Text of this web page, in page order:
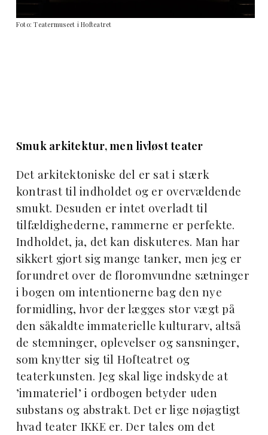
Foto: Teatermuseet i Hofteatret
Smuk arkitektur, men livløst teater
Det arkitektoniske del er sat i stærk
kontrast til indholdet og er overvældende
smukt. Desuden er intet overladt til
tilfældighederne, rammerne er perfekte.
Indholdet, ja, det kan diskuteres. Man har
sikkert gjort sig mange tanker, men jeg er
forundret over de floromvundne sætninger
i bogen om intentionerne bag den nye
formidling, hvor der lægges stor vægt på
den såkaldte immaterielle kulturarv, altså
de stemninger, oplevelser og sansninger,
som knytter sig til Hofteatret og
teaterkunsten. Jeg skal lige indskyde at
’immateriel’ i ordbogen betyder uden
substans og abstrakt. Det er lige nøjagtigt
hvad teater IKKE er. Der tales om det